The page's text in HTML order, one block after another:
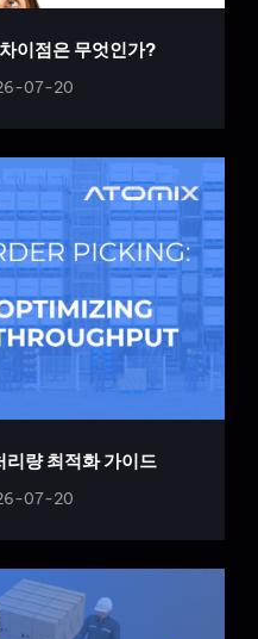
이점은 무엇인가?
07-20
리량 최적화 가이드
07-20